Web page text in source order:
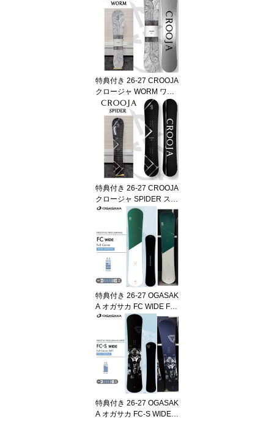
グラファイトソール キャ
ンバー スノーボード グ
ラトリ 菅谷佑之介監修 S
NOWBOARD 正規品 202
6-2027 ご予約商品
特典付き 26-27 CROOJA
クロージャ WORM ワー
ム グラトリ Wキャンバ
ー メンズ レディース 江
端翔兵 中川智貴 スノー
ボード SNOWBOARD ボ
ード 板 正規品 2026-202
7 ご予約商品
特典付き 26-27 CROOJA
クロージャ SPIDER スパ
イダー グラトリ ハイブ
リッドWキャンバー 江端
翔兵 中川智貴 スノーボ
ード SNOWBOARD ボー
ド 板 正規品 2026-2027
ご予約商品
特典付き 26-27 OGASAK
A オガサカ FC WIDE Full
Carve ワイド セミハンマ
ー カービング スノーボ
ード SNOWBOARD ボー
ド 板 日本正規品 2026-2
027 ご予約商品
特典付き 26-27 OGASAK
A オガサカ FC-S WIDE F